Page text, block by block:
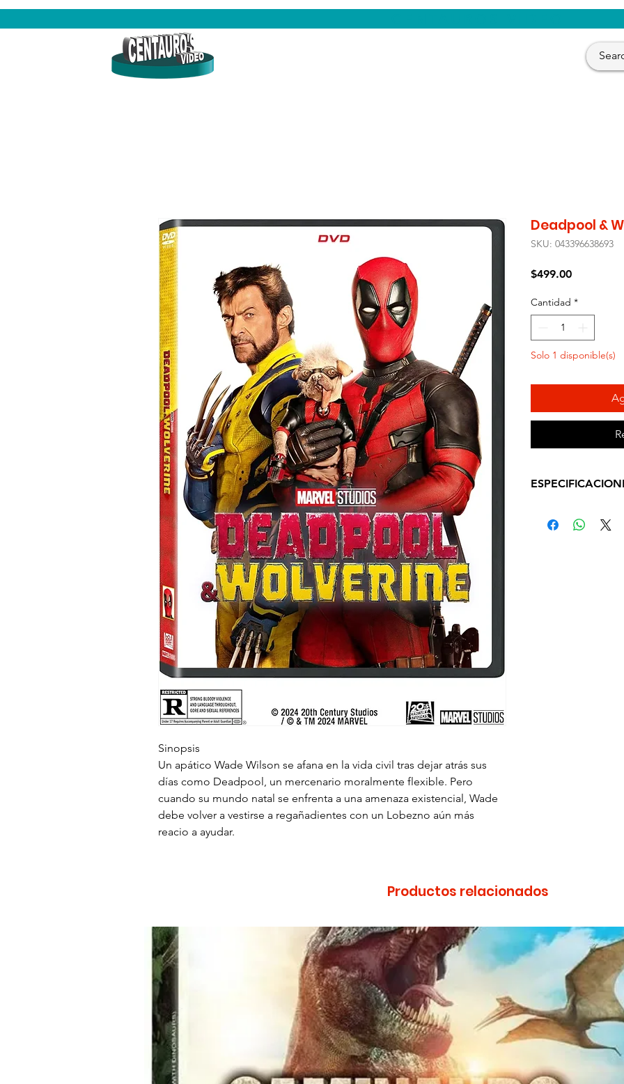
Sinopsis
Un apático Wade Wilson se afana en la vida civil tras dejar atrás sus
días como Deadpool, un mercenario moralmente flexible. Pero
cuando su mundo natal se enfrenta a una amenaza existencial, Wade
debe volver a vestirse a regañadientes con un Lobezno aún más
reacio a ayudar.
Deadpool &
SKU: 043396638693
$499.00Precio
Cantidad *
Solo 1 disponible(s)
SUBTITULOS:
Productos relacionados